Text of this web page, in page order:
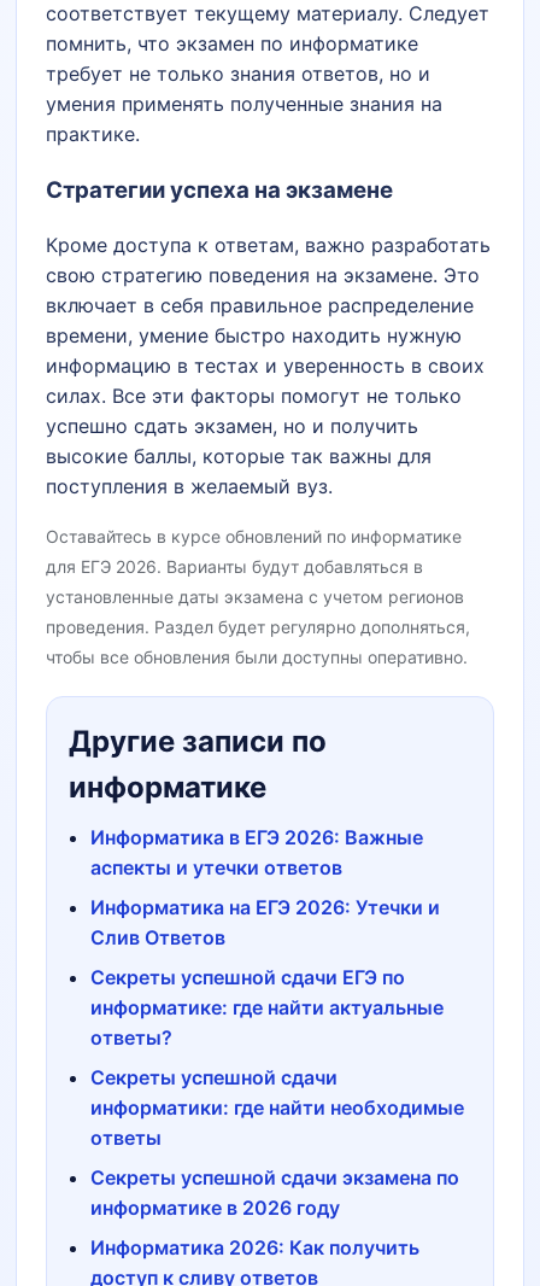
соответствует текущему материалу. Следует
помнить, что экзамен по информатике
требует не только знания ответов, но и
умения применять полученные знания на
практике.
Стратегии успеха на экзамене
Кроме доступа к ответам, важно разработать
свою стратегию поведения на экзамене. Это
включает в себя правильное распределение
времени, умение быстро находить нужную
информацию в тестах и уверенность в своих
силах. Все эти факторы помогут не только
успешно сдать экзамен, но и получить
высокие баллы, которые так важны для
поступления в желаемый вуз.
Оставайтесь в курсе обновлений по информатике
для ЕГЭ 2026. Варианты будут добавляться в
установленные даты экзамена с учетом регионов
проведения. Раздел будет регулярно дополняться,
чтобы все обновления были доступны оперативно.
Другие записи по
информатике
Информатика в ЕГЭ 2026: Важные
аспекты и утечки ответов
Информатика на ЕГЭ 2026: Утечки и
Слив Ответов
Секреты успешной сдачи ЕГЭ по
информатике: где найти актуальные
ответы?
Секреты успешной сдачи
информатики: где найти необходимые
ответы
Секреты успешной сдачи экзамена по
информатике в 2026 году
Информатика 2026: Как получить
доступ к сливу ответов